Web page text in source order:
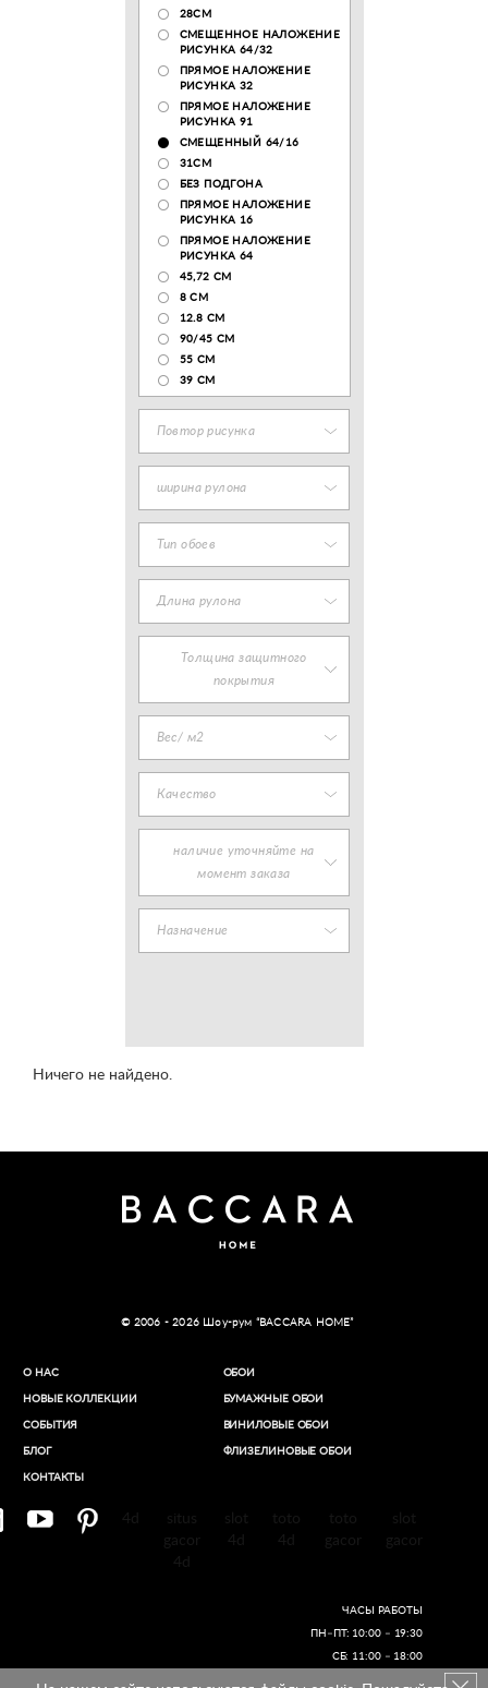
28CM
СМЕЩЕННОЕ НАЛОЖЕНИЕ
РИСУНКА 64/32
ПРЯМОЕ НАЛОЖЕНИЕ
РИСУНКА 32
ПРЯМОЕ НАЛОЖЕНИЕ
РИСУНКА 91
СМЕЩЕННЫЙ 64/16
31СМ
БЕЗ ПОДГОНА
ПРЯМОЕ НАЛОЖЕНИЕ
РИСУНКА 16
ПРЯМОЕ НАЛОЖЕНИЕ
РИСУНКА 64
45,72 СМ
8 СМ
12.8 CM
90/45 СМ
55 СМ
39 СМ
Повтор рисунка
ширина рулона
Тип обоев
Длина рулона
Толщина защитного
покрытия
Вес/ м2
Качество
наличие уточняйте на
момент заказа
Назначение
Ничего не найдено.
© 2006 - 2026 Шоу-рум “BACCARA HOME”
О НАС
НОВЫЕ КОЛЛЕКЦИИ
СОБЫТИЯ
БЛОГ
КОНТАКТЫ
ОБОИ
БУМАЖНЫЕ ОБОИ
ВИНИЛОВЫЕ ОБОИ​
ФЛИЗЕЛИНОВЫЕ ОБОИ
ЧАСЫ РАБОТЫ
ПН–ПТ: 10:00 – 19:30
СБ: 11:00 – 18:00